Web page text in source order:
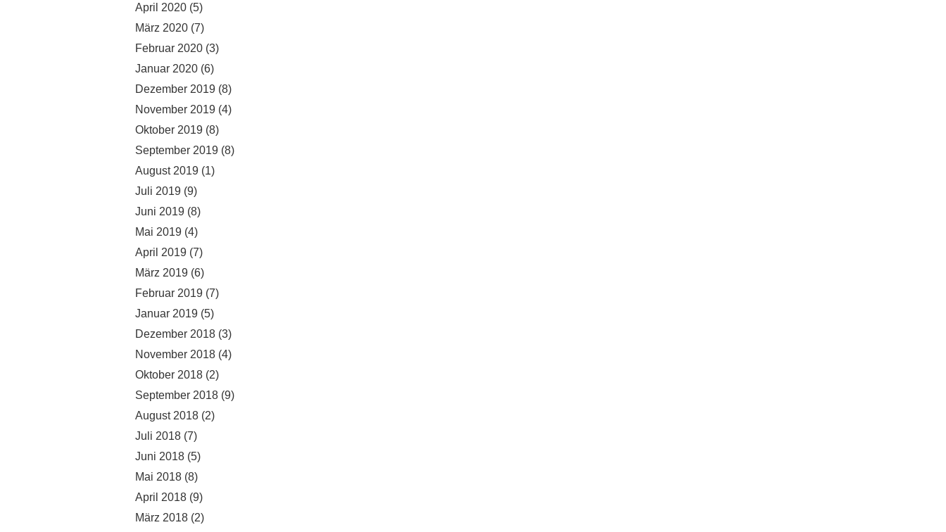
April 2020 (5)
März 2020 (7)
Februar 2020 (3)
Januar 2020 (6)
Dezember 2019 (8)
November 2019 (4)
Oktober 2019 (8)
September 2019 (8)
August 2019 (1)
Juli 2019 (9)
Juni 2019 (8)
Mai 2019 (4)
April 2019 (7)
März 2019 (6)
Februar 2019 (7)
Januar 2019 (5)
Dezember 2018 (3)
November 2018 (4)
Oktober 2018 (2)
September 2018 (9)
August 2018 (2)
Juli 2018 (7)
Juni 2018 (5)
Mai 2018 (8)
April 2018 (9)
März 2018 (2)